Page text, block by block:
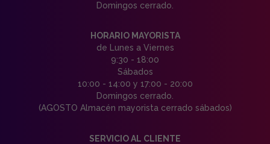
Domingos cerrado.
HORARIO MAYORISTA
de Lunes a Viernes
9:30 - 18:00
Sábados
10:00 - 14:00 y 17:00 - 20:00
Domingos cerrado.
(AGOSTO Almacén mayorista cerrado sábados)
SERVICIO AL CLIENTE